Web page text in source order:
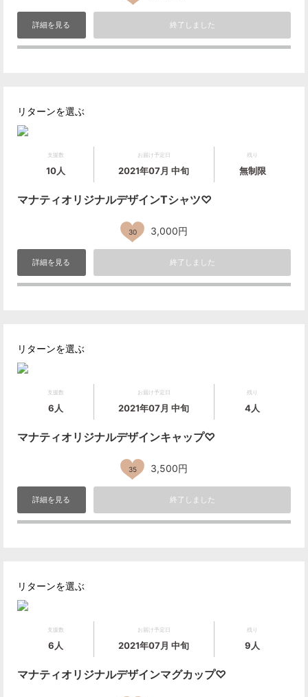
詳細を見る 終了しました
リターンを選ぶ
支援数
10人
お届け予定日
2021年07月 中旬
残り
無制限
マナティオリジナルデザインTシャツ♡
30 3,000円
詳細を見る 終了しました
リターンを選ぶ
支援数
6人
お届け予定日
2021年07月 中旬
残り
4人
マナティオリジナルデザインキャップ♡
35 3,500円
詳細を見る 終了しました
リターンを選ぶ
支援数
6人
お届け予定日
2021年07月 中旬
残り
9人
マナティオリジナルデザインマグカップ♡